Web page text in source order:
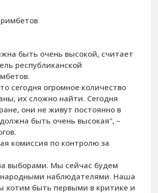
быть очень высокой, считает
республиканской
сегодня огромное количество
их сложно найти. Сегодня
они не живут постоянно в
быть очень высокая", –
комиссия по контролю за
выборами. Мы сейчас будем
наблюдателями. Наша
хотим быть первыми в критике и